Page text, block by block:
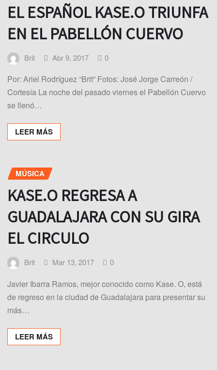
EL ESPAÑOL KASE.O TRIUNFA
EN EL PABELLÓN CUERVO
Brit Abr 9, 2017 0
Por: Ariel Rodríguez “Brit” Fotos: José Jorge Carreón /
Cortesía La noche del pasado viernes el Pabellón Cuervo
se llenó…
LEER MÁS
MÚSICA
KASE.O REGRESA A
GUADALAJARA CON SU GIRA
EL CIRCULO
Brit Mar 13, 2017 0
Javier Ibarra Ramos, mejor conocido como Kase. O, está
de regreso en la ciudad de Guadalajara para presentar su
más…
LEER MÁS